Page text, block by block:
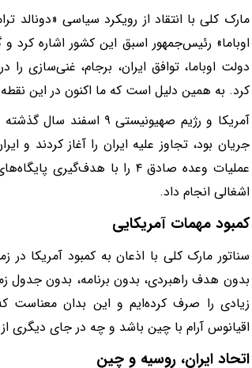
مارک کلی با انتقاد از رویکرد سیاسی «دونالد
اوباما» رئیس‌جمهور اسبق این کشور اشاره کرد
دولت اوباما، توافق ایران، برجام، غنی‌سازی
کرد. به همین دلیل است که ما اکنون در این نقطه
آمریکا و رژیم
جریان بود، تجاوز علیه ایران را آغاز کردند و
عملیات وعده صادق ۴ را با
اشغالی انجام داد.
کمبود مهمات آمریکایی
سناتور مارک کلی با اذعان به کمبود آمریکا
بدون هدف راهبردی، بدون برنامه، بدون جدول
زیادی را صرف کرده‌ایم و این بدان معناست
اقیانوس آرام با چین باشد و چه در جای دیگری
اتحاد ایران، روسیه و چین